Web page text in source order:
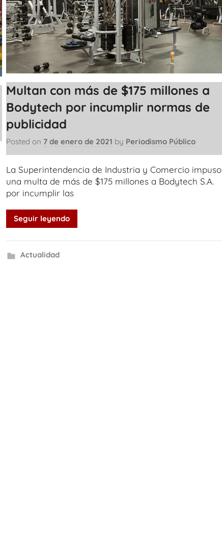
Multan con más de $175 millones a
Bodytech por incumplir normas de
publicidad
Posted on 7 de enero de 2021 by Periodismo Público
La Superintendencia de Industria y Comercio impuso
una multa de más de $175 millones a Bodytech S.A.
por incumplir las
Seguir leyendo
Actualidad